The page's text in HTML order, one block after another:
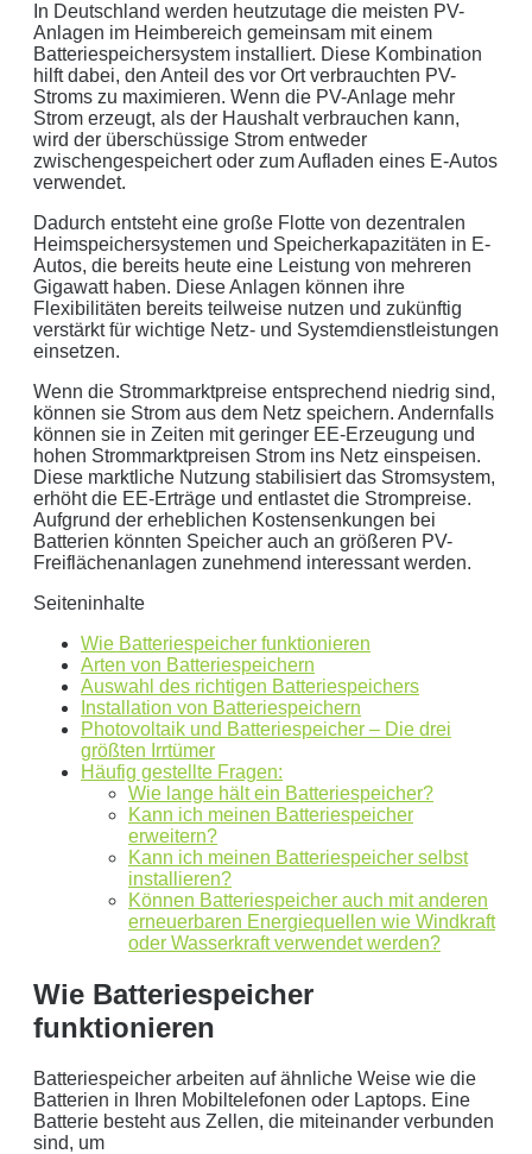
0kWh Verbrauch
aktuellen Strompreis von0Euro
Photovoltaikanlage mit 0kWp Leistung
Stromspeicher mit einer Kapazität von
ergibt ein Autarkiegrad von0 %
Detailliertere Berechnungen liefert unser
Wirtschaftlichkeitsrechner.
die bis 5000 kWh optimiert ist.
Jetzt unverbindliches Angebot erhalten
Mit dem Absenden erklären Sie sich mit der
Zustimmung an Dritte weiter. Wir verwenden Ihre Daten nicht zu
Werbezwecken in Form von Newslettern oder sonstigen
Werbeformaten.
REGIONAL. PERSÖNLICH. TYPISCH
NORDDEUTSCH.
Sie erhalten einen Anruf von uns innerhalb von
Getreu unser Markenpersönlichkeit
behandeln wir Ihr Anliegen von der ersten Minute an
mit den altbewährtennorddeutschenkaufmännischen
Aus der Region, für die Region
nur mit regionalen Partnern und exklusiv für unsere
Kunden in Schleswig-Holstein.
Ihre Daten in guten Händen:
In Deutschland werden heutzutage die meisten PV-
Anlagen im Heimbereich gemeinsam mit einem
Batteriespeichersystem installiert. Diese Kombination
hilft dabei, den Anteil des vor Ort verbrauchten PV-
Stroms zu maximieren. Wenn die PV-Anlage mehr
Strom erzeugt, als der Haushalt verbrauchen kann,
wird der überschüssige Strom entweder
zwischengespeichert oder zum Aufladen eines E-Autos
verwendet.
Dadurch entsteht eine große Flotte von dezentralen
Heimspeichersystemen und Speicherkapazitäten in E-
Autos, die bereits heute eine Leistung von mehreren
Gigawatt haben. Diese Anlagen können ihre
Flexibilitäten bereits teilweise nutzen und zukünftig
verstärkt für wichtige Netz- und Systemdienstleistungen
einsetzen.
Wenn die Strommarktpreise entsprechend niedrig sind,
können sie Strom aus dem Netz speichern. Andernfalls
können sie in Zeiten mit geringer EE-Erzeugung und
hohen Strommarktpreisen Strom ins Netz einspeisen.
Diese marktliche Nutzung stabilisiert das Stromsystem,
erhöht die EE-Erträge und entlastet die Strompreise.
Aufgrund der erheblichen Kostensenkungen bei
Batterien könnten Speicher auch an größeren PV-
Freiflächenanlagen zunehmend interessant werden.
Seiteninhalte
Wie Batteriespeicher funktionieren
Arten von Batteriespeichern
Auswahl des richtigen Batteriespeichers
Installation von Batteriespeichern
Photovoltaik und Batteriespeicher – Die drei
größten Irrtümer
Häufig gestellte Fragen:
Wie lange hält ein Batteriespeicher?
Kann ich meinen Batteriespeicher
erweitern?
Kann ich meinen Batteriespeicher selbst
installieren?
Können Batteriespeicher auch mit anderen
erneuerbaren Energiequellen wie Windkraft
oder Wasserkraft verwendet werden?
Wie Batteriespeicher
funktionieren
Batteriespeicher arbeiten auf ähnliche Weise wie die
Batterien in Ihren Mobiltelefonen oder Laptops. Eine
Batterie besteht aus Zellen, die miteinander verbunden
sind, um